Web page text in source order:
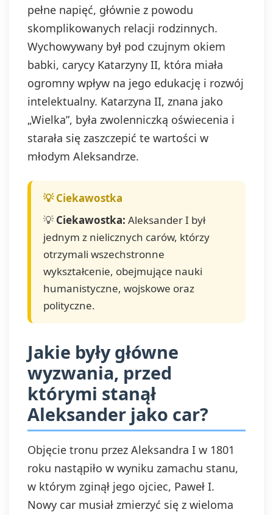
pełne napięć, głównie z powodu
skomplikowanych relacji rodzinnych.
Wychowywany był pod czujnym okiem
babki, carycy Katarzyny II, która miała
ogromny wpływ na jego edukację i rozwój
intelektualny. Katarzyna II, znana jako
„Wielka”, była zwolenniczką oświecenia i
starała się zaszczepić te wartości w
młodym Aleksandrze.
💡 Ciekawostka: Aleksander I był
jednym z nielicznych carów, którzy
otrzymali wszechstronne
wykształcenie, obejmujące nauki
humanistyczne, wojskowe oraz
polityczne.
Jakie były główne
wyzwania, przed
którymi stanął
Aleksander jako car?
Objęcie tronu przez Aleksandra I w 1801
roku nastąpiło w wyniku zamachu stanu,
w którym zginął jego ojciec, Paweł I.
Nowy car musiał zmierzyć się z wieloma